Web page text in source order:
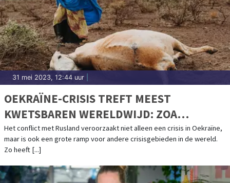
31 mei 2023, 12:44 uur
OEKRAÏNE-CRISIS TREFT MEEST
KWETSBAREN WERELDWIJD: ZOA
PUBLICEERT JAARVERSLAG 2022
Het conflict met Rusland veroorzaakt niet alleen een crisis in Oekraïne,
maar is ook een grote ramp voor andere crisisgebieden in de wereld.
Zo heeft [...]